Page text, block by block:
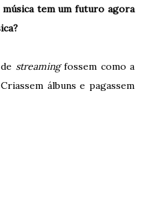
tem um futuro agora
streamingfossem como a
álbuns e pagassem